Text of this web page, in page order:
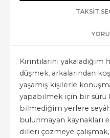
TAKSIT
Kırıntılarını
düşmek, arkalarından
yaşamış kişilerle
yapabilmek için bir sürü
bilmediğim yerlere
bulunmayan kaynakları
dilleri çözmeye